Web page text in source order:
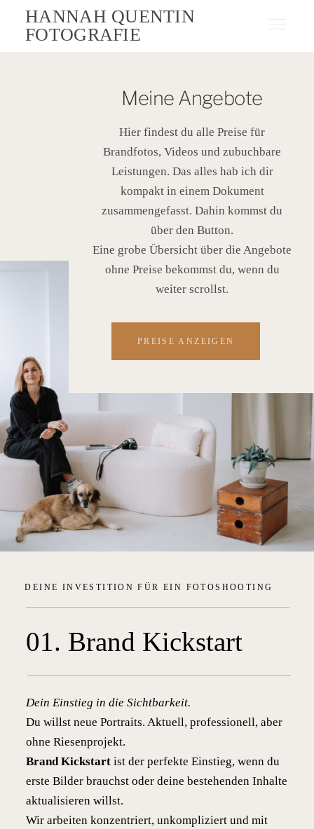
HANNAH QUENTIN
FOTOGRAFIE
Meine Angebote
Hier findest du alle Preise für
Brandfotos, Videos und zubuchbare
Leistungen. Das alles hab ich dir
kompakt in einem Dokument
zusammengefasst. Dahin kommst du
über den Button.
Eine grobe Übersicht über die Angebote
ohne Preise bekommst du, wenn du
weiter scrollst.
PREISE ANZEIGEN
DEINE INVESTITION FÜR EIN FOTOSHOOTING
01. Brand Kickstart
Dein Einstieg in die Sichtbarkeit.
Du willst neue Portraits. Aktuell, professionell, aber
ohne Riesenprojekt.
Brand Kickstartist der perfekte Einstieg, wenn du
erste Bilder brauchst oder deine bestehenden Inhalte
aktualisieren willst.
Wir arbeiten konzentriert, unkompliziert und mit
Angebote
Blog
Über Mich